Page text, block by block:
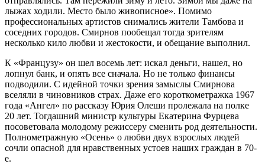
лыжах ходили. Место было живописное». Помимо
профессиональных артистов снимались жители Тамбова и
соседних городов. Смирнов пообещал тогда зрителям
несколько кило любви и жестокости, и обещание выполнил.
К «Французу» он шел восемь лет: искал деньги, нашел, но
лопнул банк, и опять все сначала. Но не только финансы
подводили. С идейной точки зрения замыслы Смирнова
вселяли в чиновников страх. Даже его короткометражка 1967
года «Ангел» по рассказу Юрия Олеши пролежала на полке
20 лет. Тогдашний министр культуры Екатерина Фурцева
посоветовала молодому режиссеру сменить род деятельности.
Полнометражную «Осень» о любви двух взрослых людей
сочли опасной для нравственных устоев наших граждан в 70-
е.